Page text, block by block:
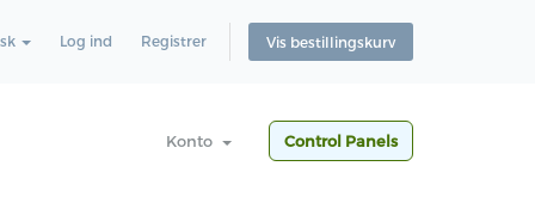
Log ind Registrer Vis bestillingskurv
Konto Control Panels